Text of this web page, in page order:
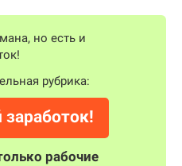
но есть и
рубрика:
рабочие